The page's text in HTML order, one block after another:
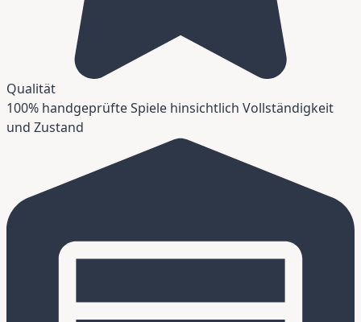
Qualität
100% handgeprüfte Spiele hinsichtlich Vollständigkeit
und Zustand